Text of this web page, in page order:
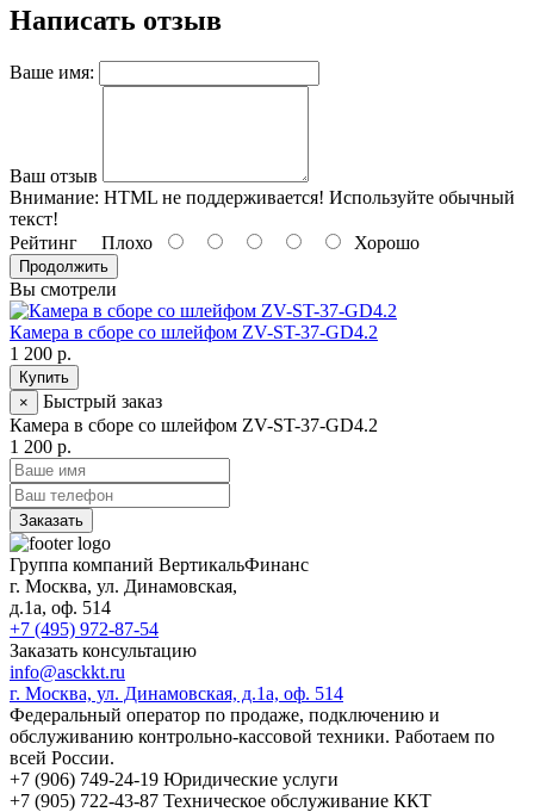
Написать отзыв
Ваше имя:
Ваш отзыв
Внимание: HTML не поддерживается! Используйте обычный
текст!
Рейтинг Плохо Хорошо
Продолжить
Вы смотрели
Камера в сборе со шлейфом ZV-ST-37-GD4.2
1 200 р.
Купить
×
Быстрый заказ
Камера в сборе со шлейфом ZV-ST-37-GD4.2
1 200 р.
Заказать
Группа компаний ВертикальФинанс
г. Москва, ул. Динамовская,
д.1а, оф. 514
+7 (495) 972-87-54
Заказать консультацию
info@asckkt.ru
г. Москва, ул. Динамовская, д.1а, оф. 514
Федеральный оператор по продаже, подключению и
обслуживанию контрольно-кассовой техники. Работаем по
всей России.
+7 (906) 749-24-19 Юридические услуги
+7 (905) 722-43-87 Техническое обслуживание ККТ